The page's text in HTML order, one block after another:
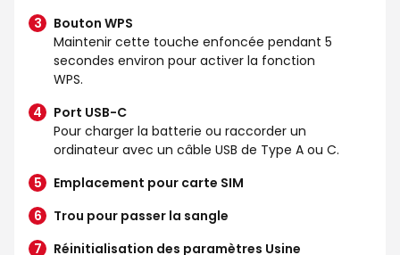
Bouton WPS
Maintenir cette touche enfoncée pendant 5
secondes environ pour activer la fonction
WPS.
Port USB-C
Pour charger la batterie ou raccorder un
ordinateur avec un câble USB de Type A ou C.
Emplacement pour carte SIM
Trou pour passer la sangle
Réinitialisation des paramètres Usine